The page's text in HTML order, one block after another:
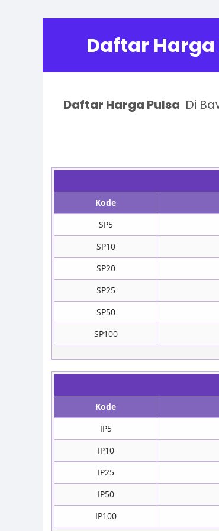
Daftar
Daftar Harga Pulsa Di
Kode
SP5
SP10
SP20
SP25
SP50
SP100
Kode
IP5
IP10
IP25
IP50
IP100